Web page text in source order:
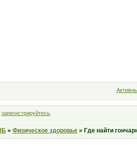
зарегистрируйтесь.
» Физическое здоровье » Где найти